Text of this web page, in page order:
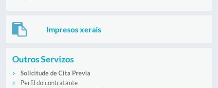
Impresos xerais
Outros Servizos
Solicitude de Cita Previa
Perfil do contratante